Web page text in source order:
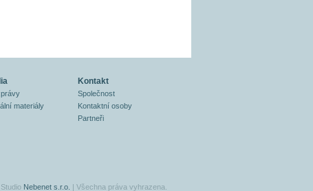
materiály
Kontakt
Společnost
Kontaktní osoby
Partneři
Nebenet s.r.o. | Všechna práva vyhrazena.